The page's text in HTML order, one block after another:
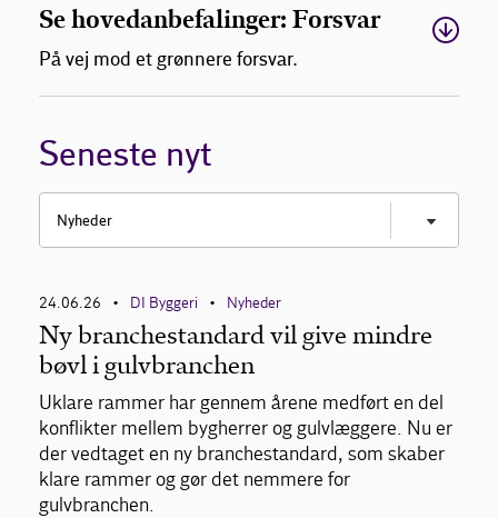
Se hovedanbefalinger: Forsvar
På vej mod et grønnere forsvar.
Seneste nyt
Analyser
Pressemeddelelser
Branchenyt
Videoer
24.06.26 • DI Byggeri • Nyheder
Ny branchestandard vil give mindre
bøvl i gulvbranchen
Uklare rammer har gennem årene medført en del
konflikter mellem bygherrer og gulvlæggere. Nu er
der vedtaget en ny branchestandard, som skaber
klare rammer og gør det nemmere for
gulvbranchen.